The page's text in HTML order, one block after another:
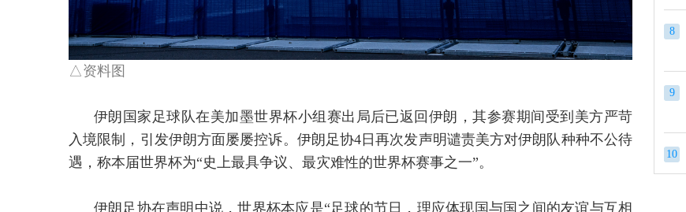
△资料图
伊朗国家足球队在美加墨世界杯小组赛出局后已返回伊朗，其参赛期间受到美方严苛
入境限制，引发伊朗方面屡屡控诉。伊朗足协4日再次发声明谴责美方对伊朗队种种不公待
遇，称本届世界杯为“史上最具争议、最灾难性的世界杯赛事之一”。
伊朗足协在声明中说，世界杯本应是“足球的节日，理应体现国与国之间的友谊与互相
8
9
10